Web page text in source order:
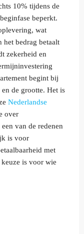
10% tijdens de
beperkt.
wat
het bedrag betaalt
zekerheid en
begint bij
de grootte. Het is
Nederlandse
over
van de redenen
is voor
met
is voor wie